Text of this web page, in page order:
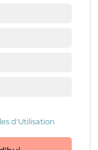
d'Utilisation